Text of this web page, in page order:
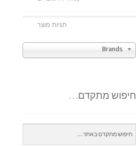
Brands
חיפוש מתקדם…